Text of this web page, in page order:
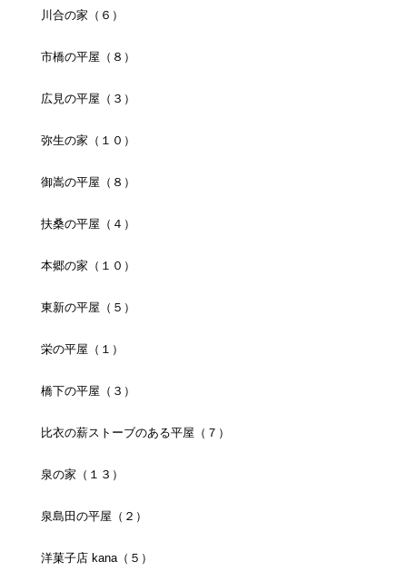
川合の家（６）
市橋の平屋（８）
広見の平屋（３）
弥生の家（１０）
御嵩の平屋（８）
扶桑の平屋（４）
本郷の家（１０）
東新の平屋（５）
栄の平屋（１）
橋下の平屋（３）
比衣の薪ストーブのある平屋（７）
泉の家（１３）
泉島田の平屋（２）
洋菓子店 kana（５）